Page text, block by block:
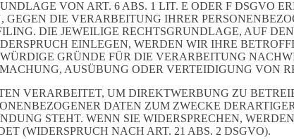
VON ART. 6 ABS. 1 LIT. E ODER F DSGVO
GEGEN DIE VERARBEITUNG IHRER
DIE JEWEILIGE RECHTSGRUNDLAGE, AUF
EINLEGEN, WERDEN WIR IHRE
GRÜNDE FÜR DIE VERARBEITUNG
AUSÜBUNG ODER VERTEIDIGUNG VON
VERARBEITET, UM DIREKTWERBUNG ZU
DATEN ZUM ZWECKE
STEHT. WENN SIE WIDERSPRECHEN,
(WIDERSPRUCH NACH ART. 21 ABS. 2 DSGVO).